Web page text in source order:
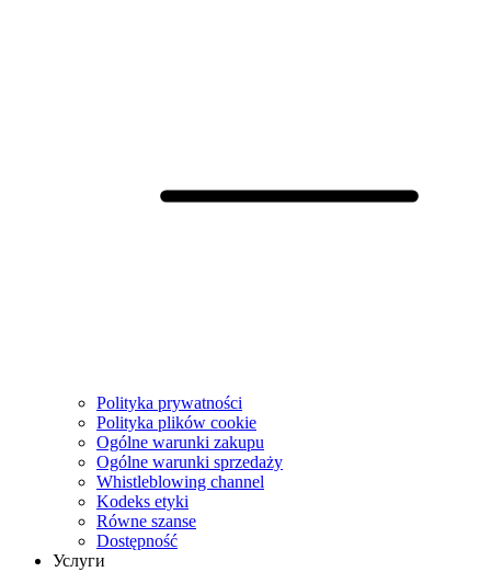
Polityka prywatności
Polityka plików cookie
Ogólne warunki zakupu
Ogólne warunki sprzedaży
Whistleblowing channel
Kodeks etyki
Równe szanse
Dostępność
Услуги